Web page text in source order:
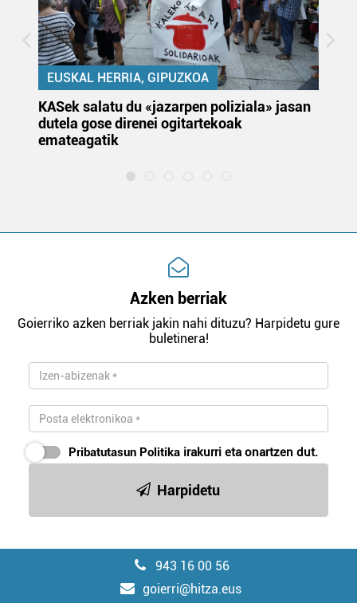
EUSKAL HERRIA, GIPUZKOA
KASek salatu du «jazarpen poliziala» jasan
dutela gose direnei ogitartekoak
emateagatik
Azken berriak
Goierriko azken berriak jakin nahi dituzu? Harpidetu gure
buletinera!
Pribatutasun Politika irakurri eta onartzen dut.
Harpidetu
943 16 00 56
goierri@hitza.eus